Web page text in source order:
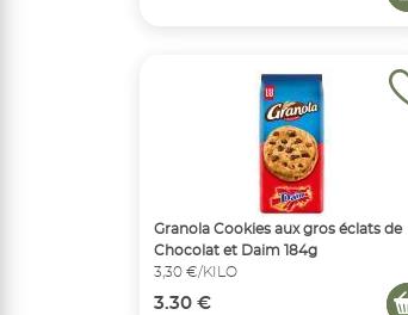
Granola Cookies aux gros éclats de
Chocolat et Daim 184g
3,30 €/KILO
3.30 €